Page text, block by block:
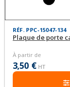
RÉF. PPC-15047-134
À partir de
3,50 € HT